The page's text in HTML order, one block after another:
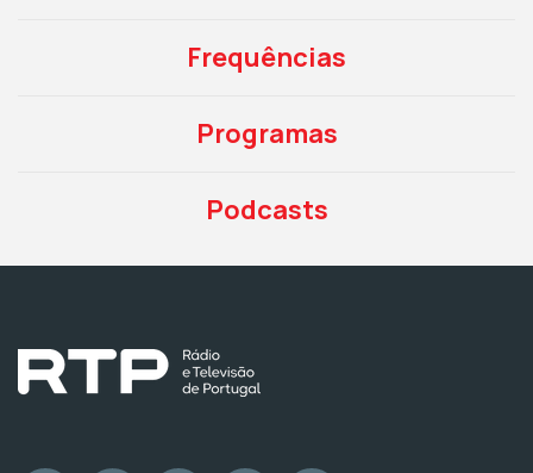
Frequências
Programas
Podcasts